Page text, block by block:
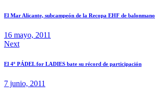
El Mar Alicante, subcampeón de la Recopa EHF de balonmano
16 mayo, 2011
Next
El 4º PÁDEL for LADIES bate su récord de participación
7 junio, 2011